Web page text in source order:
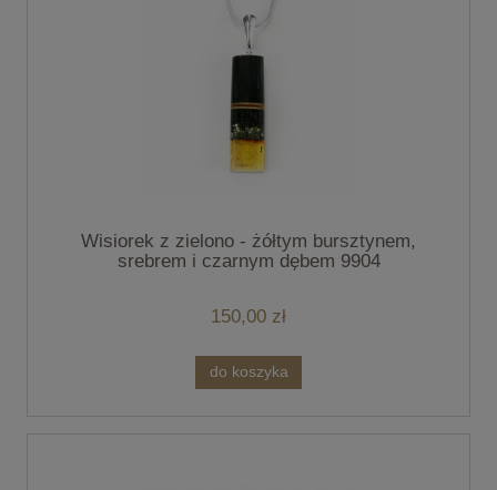
Wisiorek z zielono - żółtym bursztynem,
srebrem i czarnym dębem 9904
150,00 zł
do koszyka